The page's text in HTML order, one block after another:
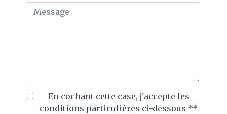
En cochant cette case, j'accepte les
conditions particulières ci-dessous **